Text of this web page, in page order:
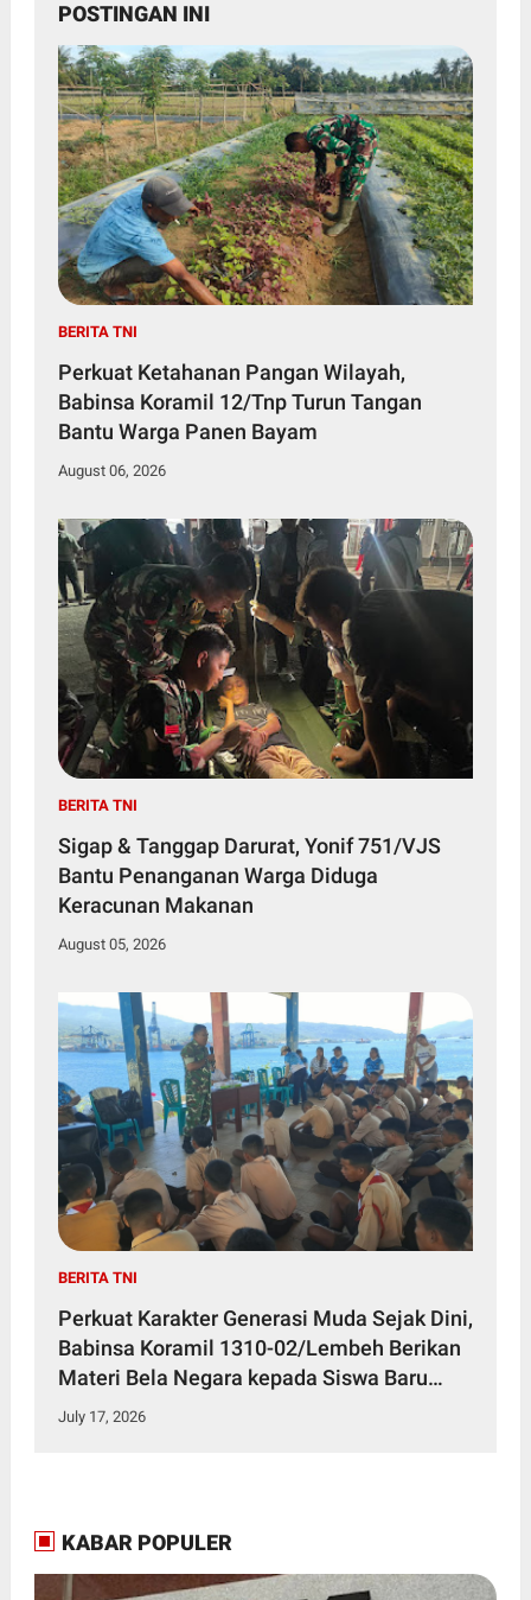
POSTINGAN INI
BERITA TNI
Perkuat Ketahanan Pangan Wilayah,
Babinsa Koramil 12/Tnp Turun Tangan
Bantu Warga Panen Bayam
August 06, 2026
BERITA TNI
Sigap & Tanggap Darurat, Yonif 751/VJS
Bantu Penanganan Warga Diduga
Keracunan Makanan
August 05, 2026
BERITA TNI
Perkuat Karakter Generasi Muda Sejak Dini,
Babinsa Koramil 1310-02/Lembeh Berikan
Materi Bela Negara kepada Siswa Baru
SMKN 3 Bitung dalam Kegiatan MPLS
July 17, 2026
KABAR POPULER